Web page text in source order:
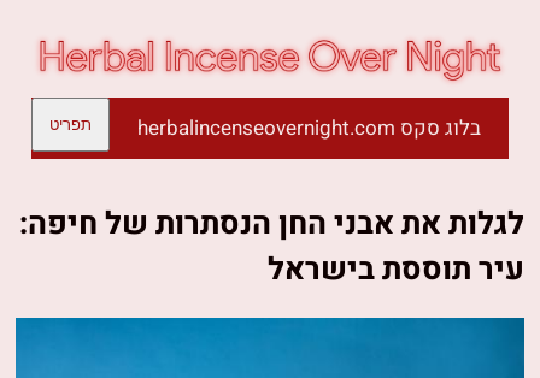
בלוג סקס herbalincenseovernight.com תפריט
לגלות את אבני החן הנסתרות של חיפה:
עיר תוססת בישראל